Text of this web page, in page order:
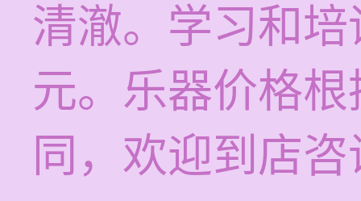
清澈。学习和
元。乐器价格
同，欢迎到店